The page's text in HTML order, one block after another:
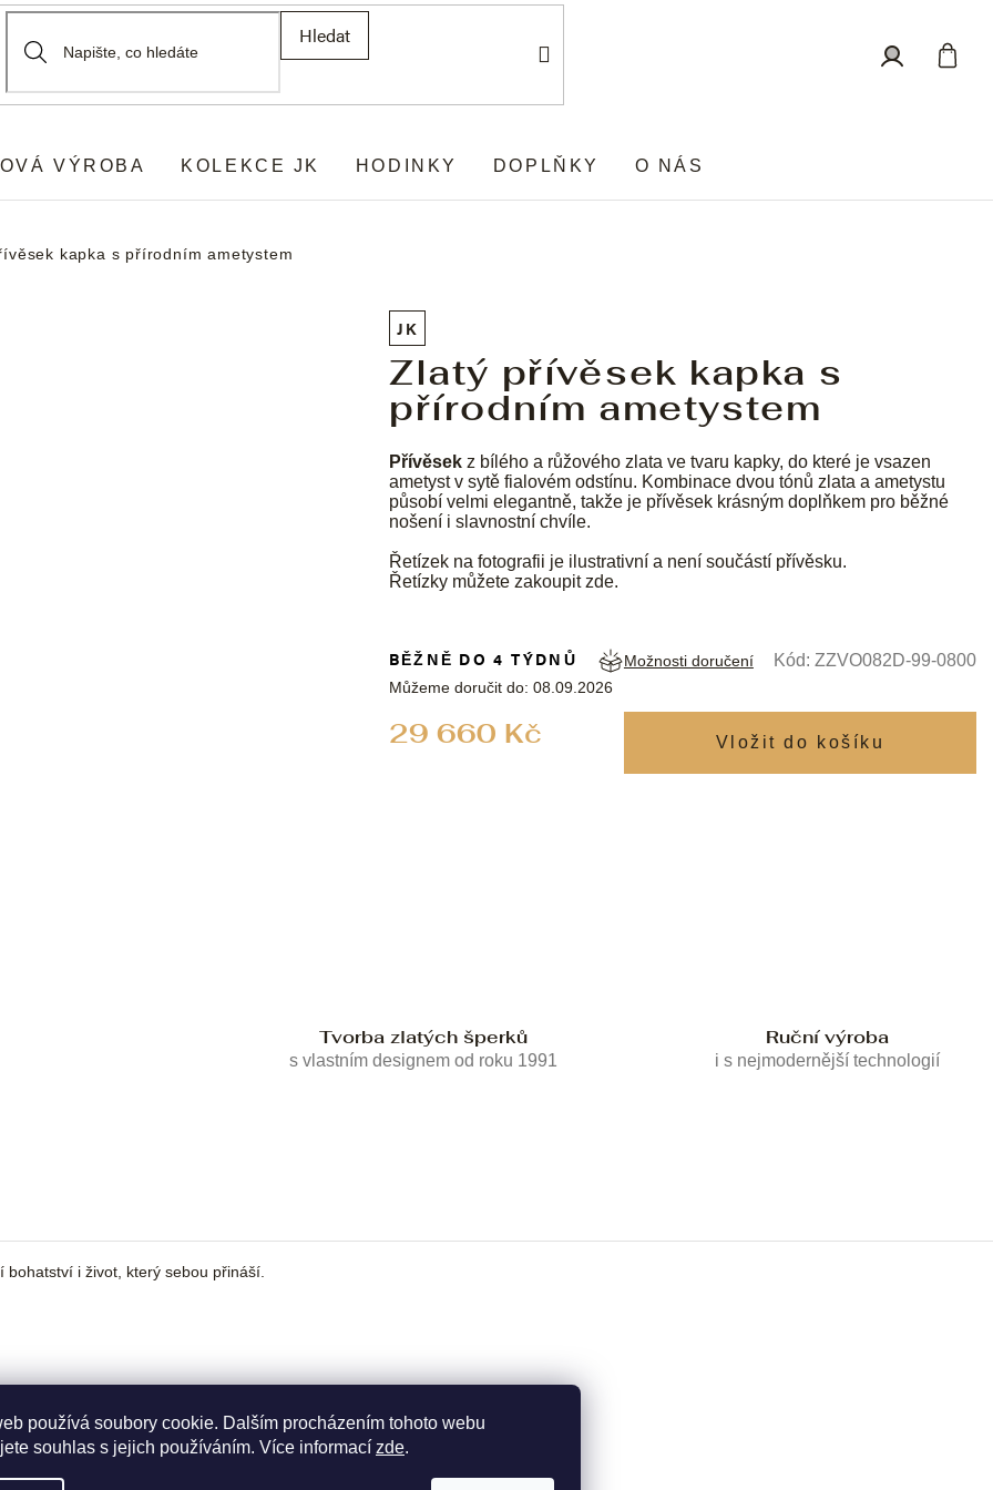
používá soubory cookie. Dalším procházením tohoto webu
souhlas s jejich používáním. Více informací zde.
Hledat
VÝROBA KOLEKCE JK HODINKY DOPLŇKY O NÁS
kapka s přírodním ametystem
JK
Zlatý přívěsek kapka s
přírodním ametystem
Přívěsek z bílého a růžového zlata ve tvaru kapky, do které je vsazen
ametyst v sytě fialovém odstínu. Kombinace dvou tónů zlata a ametystu
působí velmi elegantně, takže je přívěsek krásným doplňkem pro běžné
nošení i slavnostní chvíle.
Řetízek na fotografii je ilustrativní a není součástí přívěsku.
Řetízky můžete zakoupitzde.
29 660 Kč
BĚŽNĚ DO 4 TÝDNŮ
Můžeme doručit do: 08.09.2026
Možnosti doručení Kód: ZZVO082D-99-0800
Tvorba zlatých šperků
s vlastním designem od roku 1991
Ruční výroba
i s nejmodernější technologií
i život, který sebou přináší.